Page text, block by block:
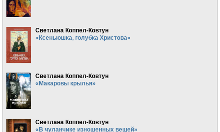
Светлана Коппел-Ковтун
«Ксеньюшка, голубка Христова»
Светлана Коппел-Ковтун
«Макаровы крылья»
Светлана Коппел-Ковтун
«В чуланчике изношенных вещей»